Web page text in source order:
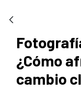
¿Cómo
cambio